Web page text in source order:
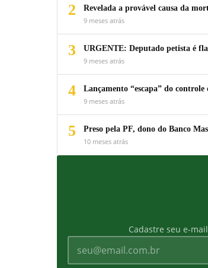
2
Revelada a provável causa da
9 meses atrás
3
URGENTE: Deputado petista é
9 meses atrás
4
Lançamento “escapa” do
9 meses atrás
5
Preso pela PF, dono do Banco
10 meses atrás
Cadastre seu e-